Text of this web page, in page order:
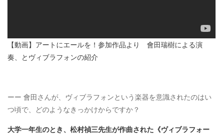
【動画】アートにエールを！参加作品より 會田瑞樹による演
奏、とヴィブラフォンの紹介
ーー 會田さんが、ヴィブラフォンという楽器を意識されたのはい
つ頃で、どのようなきっかけからですか？
大学一年生のとき、松村禎三先生が作曲された《ヴィブラフォー